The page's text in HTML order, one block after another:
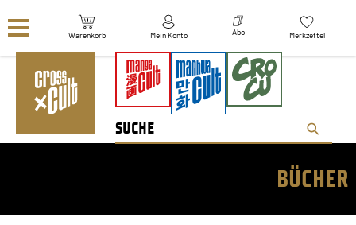
Warenkorb Mein Konto Abo Merkzettel
BÜCHER